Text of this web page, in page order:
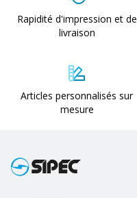
Rapidité d'impression et de
livraison
Articles personnalisés sur
mesure